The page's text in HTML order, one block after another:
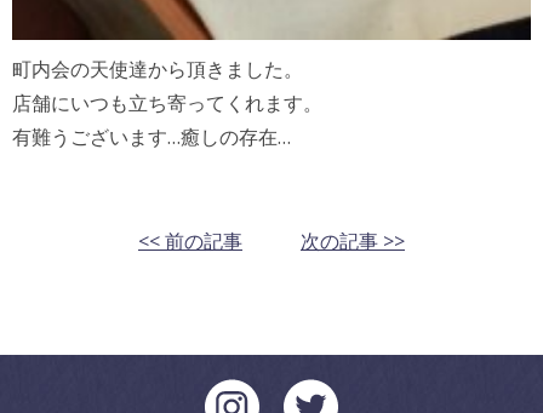
町内会の天使達から頂きました。
店舗にいつも立ち寄ってくれます。
有難うございます…癒しの存在…
<< 前の記事 次の記事 >>